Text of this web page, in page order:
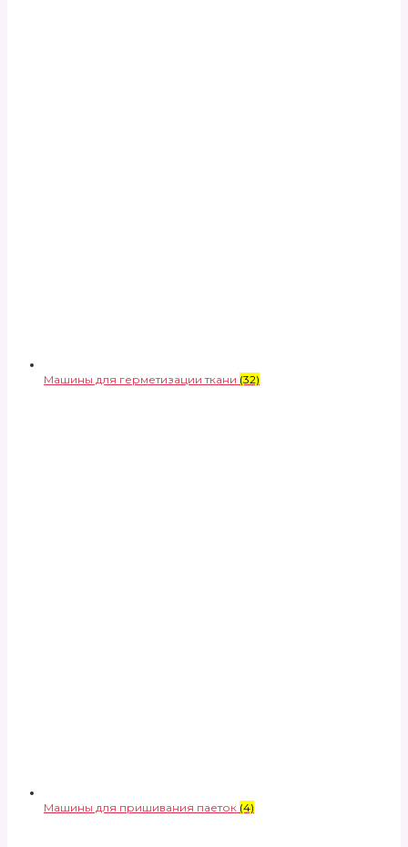
Машины для герметизации ткани (32)
Машины для пришивания паеток (4)